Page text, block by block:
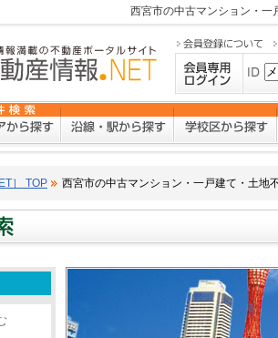
西宮市の中古マンション・一
］ TOP 西宮市の中古マンション・一戸建て・土地